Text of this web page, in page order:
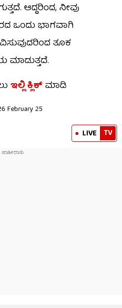
ಆದ್ದರಿಂದ, ನೀವು
ಒಂದು ಭಾಗವಾಗಿ
ತೂಕ
ಮಾಡುತ್ತದೆ.
ಇಲ್ಲಿ ಕ್ಲಿಕ್ಮಾಡಿ
February 25
LIVE TV